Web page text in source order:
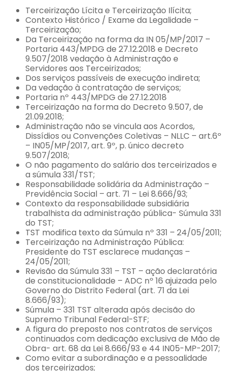
Terceirização Lícita e Terceirização Ilícita;
Contexto Histórico / Exame da Legalidade –
Terceirização;
Da Terceirização na forma da IN 05/MP/2017 –
Portaria 443/MPDG de 27.12.2018 e Decreto
9.507/2018 vedação à Administração e
Servidores aos Terceirizados;
Dos serviços passíveis de execução indireta;
Da vedação à contratação de serviços;
Portaria nº 443/MPDG de 27.12.2018
Terceirização na forma do Decreto 9.507, de
21.09.2018;
Administração não se vincula aos Acordos,
Dissídios ou Convenções Coletivas – NLLC – art.6º
– IN05/MP/2017, art. 9º, p. único decreto
9.507/2018;
O não pagamento do salário dos terceirizados e
a súmula 331/TST;
Responsabilidade solidária da Administração –
Previdência Social – art. 71 – Lei 8.666/93;
Contexto da responsabilidade subsidiária
trabalhista da administração pública- Súmula 331
do TST;
TST modifica texto da Súmula nº 331 – 24/05/2011;
Terceirização na Administração Pública:
Presidente do TST esclarece mudanças –
24/05/2011;
Revisão da Súmula 331 – TST – ação declaratória
de constitucionalidade – ADC nº 16 ajuizada pelo
Governo do Distrito Federal (art. 71 da Lei
8.666/93);
Súmula – 331 TST alterada após decisão do
Supremo Tribunal Federal-STF;
A figura do preposto nos contratos de serviços
continuados com dedicação exclusiva de Mão de
Obra- art. 68 da Lei 8.666/93 e 44 IN05-MP-2017;
Como evitar a subordinação e a pessoalidade
dos terceirizados;